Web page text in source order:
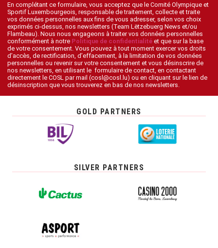
En complétant ce formulaire, vous acceptez que le Comité Olympique et
Sportif Luxembourgeois, responsable de traitement, collecte et traite
vos données personnelles aux fins de vous adresser, selon vos choix
exprimés ci-dessus, nos newsletters (Team Lëtzebuerg News et/ou
Flambeau). Nous nous engageons à traiter vos données personnelles
conformément à notre Politique de confidentialité et que sur la base
de votre consentement. Vous pouvez à tout moment exercer vos droits
d’accès, de rectification, d’effacement, à la limitation de vos données
personnelles ou revenir sur votre consentement et vous désinscrire de
nos newsletters, en utilisant le formulaire de contact, en contactant
directement le COSL par mail (cosl@cosl.lu) ou en cliquant sur le lien de
désinscription que vous trouverez en bas de nos newsletters.
GOLD PARTNERS
SILVER PARTNERS